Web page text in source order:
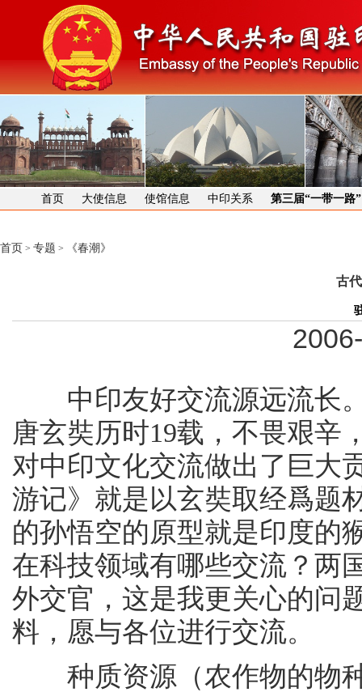
首页 大使信息 使馆信息 中印关系 第三届“一带一路
首页 > 专题 > 《春潮》
古
中印友好交流源远流长。
唐玄奘历时19载，不畏艰辛
对中印文化交流做出了巨大
游记》就是以玄奘取经爲题
的孙悟空的原型就是印度的
在科技领域有哪些交流？两
外交官，这是我更关心的问
料，愿与各位进行交流。
种质资源（农作物的物种